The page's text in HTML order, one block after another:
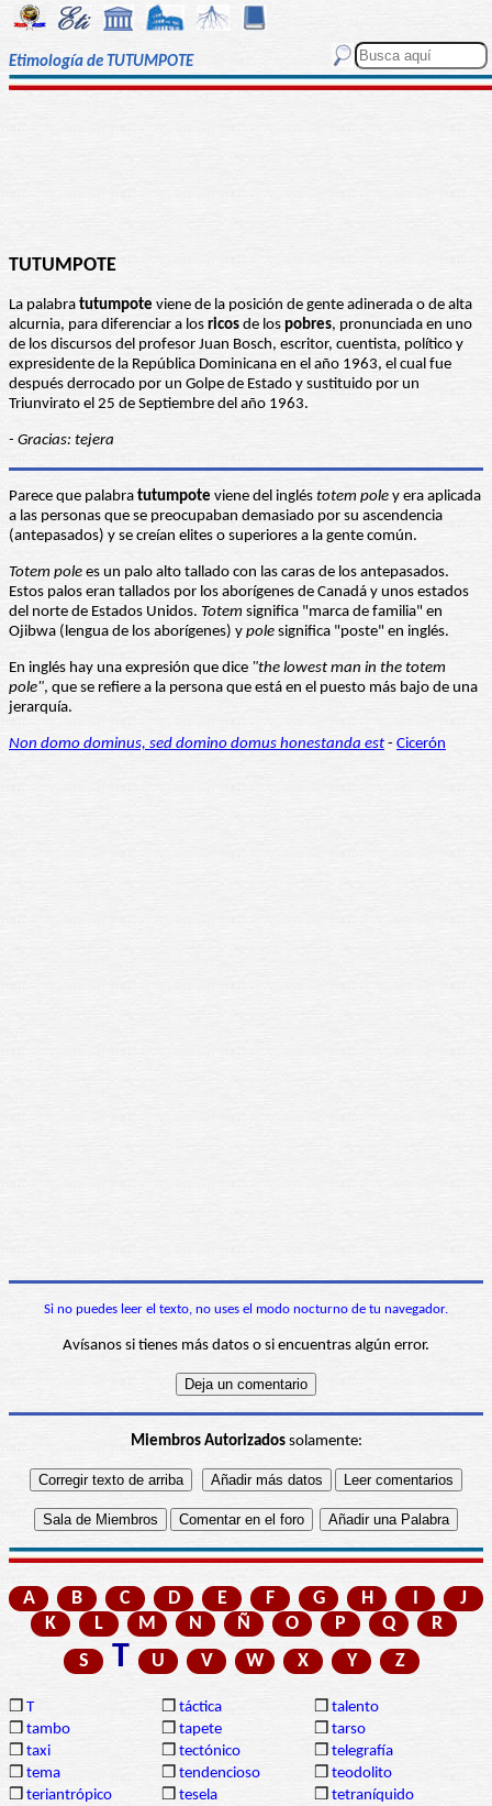
Etimología de TUTUMPOTE
TUTUMPOTE
La palabra tutumpote viene de la posición de gente adinerada o de alta
alcurnia, para diferenciar a los ricos de los pobres, pronunciada en uno
de los discursos del profesor Juan Bosch, escritor, cuentista, político y
expresidente de la República Dominicana en el año 1963, el cual fue
después derrocado por un Golpe de Estado y sustituido por un
Triunvirato el 25 de Septiembre del año 1963.
- Gracias: tejera
Parece que palabra tutumpote viene del inglés totem pole y era aplicada
a las personas que se preocupaban demasiado por su ascendencia
(antepasados) y se creían elites o superiores a la gente común.
Totem pole es un palo alto tallado con las caras de los antepasados.
Estos palos eran tallados por los aborígenes de Canadá y unos estados
del norte de Estados Unidos. Totem significa "marca de familia" en
Ojibwa (lengua de los aborígenes) y pole significa "poste" en inglés.
En inglés hay una expresión que dice "the lowest man in the totem
pole", que se refiere a la persona que está en el puesto más bajo de una
jerarquía.
Non domo dominus, sed domino domus honestanda est - Cicerón
Si no puedes leer el texto, no uses el modo nocturno de tu navegador.
Avísanos si tienes más datos o si encuentras algún error.
Miembros Autorizadossolamente:
A B C D E F G H I
J
K
L M N Ñ O P Q
R
S
T U V W X Y Z
❒ T ❒ táctica ❒ talento
❒ tambo ❒ tapete ❒ tarso
❒ taxi ❒ tectónico ❒ telegrafía
❒ tema ❒ tendencioso ❒ teodolito
❒ teriantrópico ❒ tesela ❒ tetraníquido